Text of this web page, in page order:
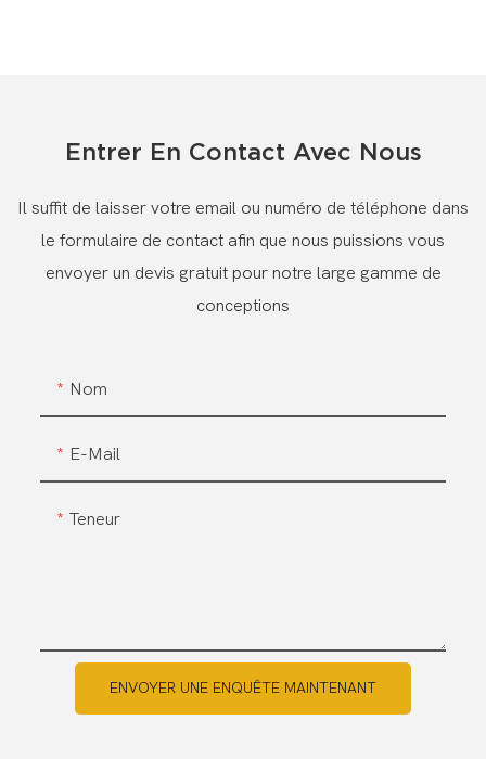
Entrer En Contact Avec Nous
Il suffit de laisser votre email ou numéro de téléphone dans
le formulaire de contact afin que nous puissions vous
envoyer un devis gratuit pour notre large gamme de
conceptions
Nom
E-Mail
Teneur
ENVOYER UNE ENQUÊTE MAINTENANT